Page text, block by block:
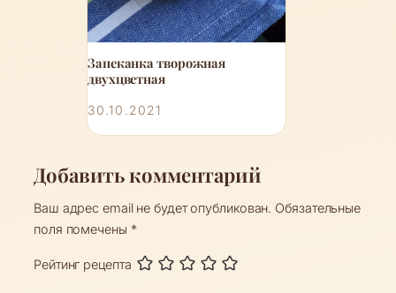
Запеканка творожная
двухцветная
30.10.2021
Добавить комментарий
Ваш адрес email не будет опубликован. Обязательные
поля помечены *
Рейтинг рецепта